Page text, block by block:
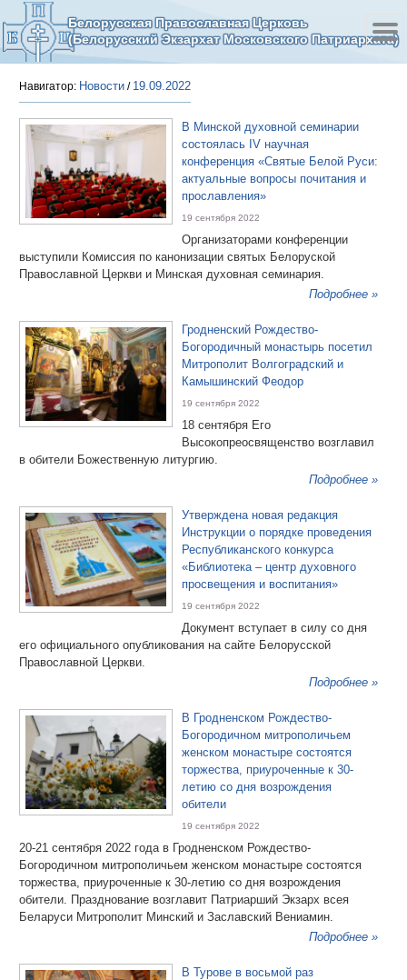
Белорусская Православная Церковь
(Белорусский Экзархат Московского Патриархата)
Навигатор: Новости / 19.09.2022
В Минской духовной семинарии
состоялась IV научная
конференция «Святые Белой Руси:
актуальные вопросы почитания и
прославления»
19 сентября 2022
Организаторами конференции
выступили Комиссия по канонизации святых Белоруской
Православной Церкви и Минская духовная семинария.
Подробнее »
Гродненский Рождество-
Богородичный монастырь посетил
Митрополит Волгоградский и
Камышинский Феодор
19 сентября 2022
18 сентября Его
Высокопреосвященство возглавил
в обители Божественную литургию.
Подробнее »
Утверждена новая редакция
Инструкции о порядке проведения
Республиканского конкурса
«Библиотека – центр духовного
просвещения и воспитания»
19 сентября 2022
Документ вступает в силу со дня
его официального опубликования на сайте Белорусской
Православной Церкви.
Подробнее »
В Гродненском Рождество-
Богородичном митрополичьем
женском монастыре состоятся
торжества, приуроченные к 30-
летию со дня возрождения
обители
19 сентября 2022
20-21 сентября 2022 года в Гродненском Рождество-
Богородичном митрополичьем женском монастыре состоятся
торжества, приуроченные к 30-летию со дня возрождения
обители. Празднование возглавит Патриарший Экзарх всея
Беларуси Митрополит Минский и Заславский Вениамин.
Подробнее »
В Турове в восьмой раз